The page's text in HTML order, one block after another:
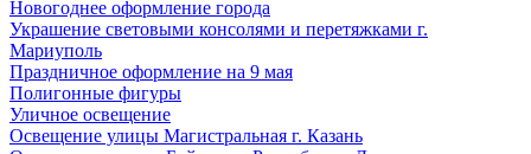
Новогоднее оформление города
Украшение световыми консолями и перетяжками г.
Мариуполь
Праздничное оформление на 9 мая
Полигонные фигуры
Уличное освещение
Освещение улицы Магистральная г. Казань